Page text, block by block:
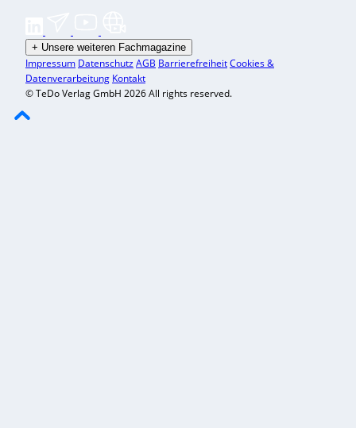
+ Unsere weiteren Fachmagazine
Impressum DatenschutzAGB BarrierefreiheitCookies &
Datenverarbeitung Kontakt
© TeDo Verlag GmbH 2026 All rights reserved.